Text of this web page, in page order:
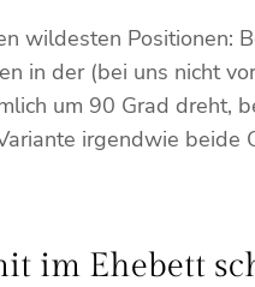
wildesten
in der (bei uns nicht
um 90 Grad
irgendwie
im Ehebett